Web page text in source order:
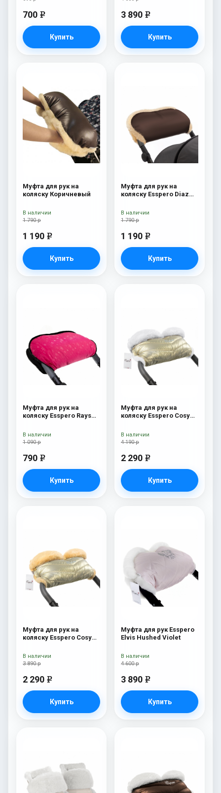
700 e
Купить
3 890 e
Купить
Муфта для рук на
коляску Коричневый
1 790 р
1 190 e
Купить
В наличии
Муфта для рук на
коляску Esspero Diaz
Chocolat
1 790 р
1 190 e
Купить
В наличии
Муфта для рук на
коляску Esspero Rays
1 090 р
790 e
Купить
В наличии
Муфта для рук на
коляску Esspero Cosy
4 190 р
2 290 e
Купить
В наличии
Муфта для рук на
коляску Esspero Cosy
3 890 р
2 290 e
Купить
В наличии
Муфта для рук Esspero
Elvis Hushed Violet
4 600 р
3 890 e
Купить
В наличии